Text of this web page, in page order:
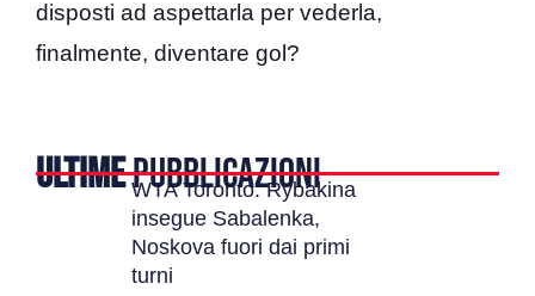
disposti ad aspettarla per vederla,
finalmente, diventare gol?
ULTIMEPUBBLICAZIONI
WTA Toronto: Rybakina
insegue Sabalenka,
Noskova fuori dai primi
turni